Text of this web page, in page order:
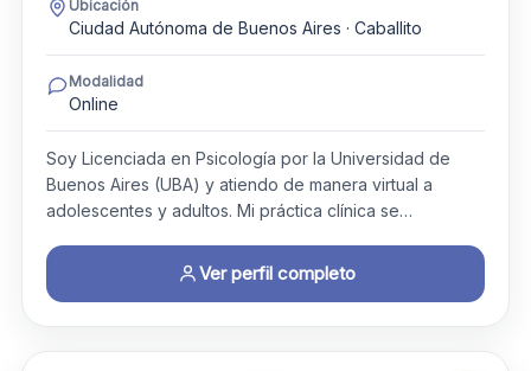
Ubicación
Ciudad Autónoma de Buenos Aires · Caballito
Modalidad
Online
Soy Licenciada en Psicología por la Universidad de
Buenos Aires (UBA) y atiendo de manera virtual a
adolescentes y adultos. Mi práctica clínica se…
Ver perfil completo